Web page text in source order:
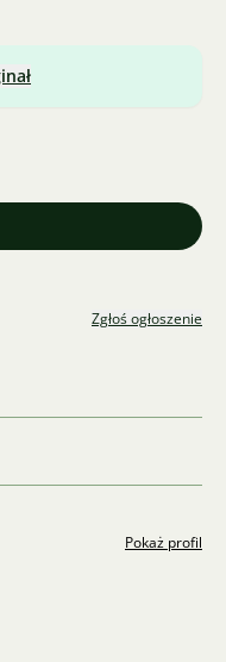
Zgłoś ogłoszenie
Pokaż profil